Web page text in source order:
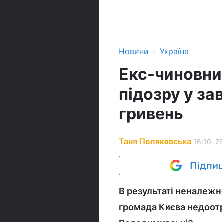
Новини › Україна
Екс-
підозру у
гривень
Таня Поляковська 16:10,
В результаті
громада Києва